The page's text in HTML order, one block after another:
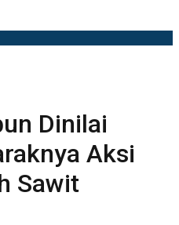
Dinilai
Aksi
Sawit